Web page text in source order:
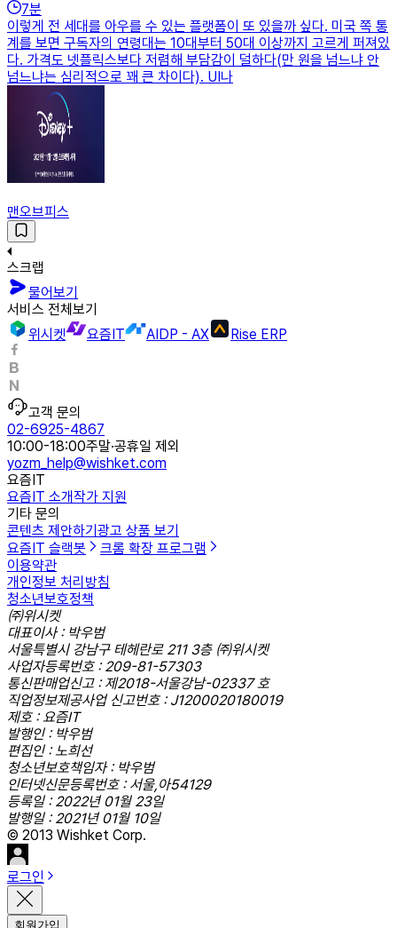
7분
이렇게 전 세대를 아우를 수 있는 플랫폼이 또 있을까 싶다. 미국 쪽 통
계를 보면 구독자의 연령대는 10대부터 50대 이상까지 고르게 퍼져있
다. 가격도 넷플릭스보다 저렴해 부담감이 덜하다(만 원을 넘느냐 안
넘느냐는 심리적으로 꽤 큰 차이다). UI나
맨오브피스
스크랩
물어보기
서비스 전체보기
위시켓
요즘IT AIDP - AX Rise ERP
고객 문의
02-6925-4867
10:00-18:00주말·공휴일 제외
yozm_help@wishket.com
요즘IT
요즘IT 소개작가 지원
기타 문의
콘텐츠 제안하기 광고 상품 보기
요즘IT 슬랙봇
크롬 확장 프로그램
이용약관
개인정보 처리방침
청소년보호정책
㈜위시켓
대표이사 : 박우범
서울특별시 강남구 테헤란로 211 3층 ㈜위시켓
사업자등록번호 : 209-81-57303
통신판매업신고 : 제2018-서울강남-02337 호
직업정보제공사업 신고번호 : J1200020180019
제호 : 요즘IT
발행인 : 박우범
편집인 : 노희선
청소년보호책임자 : 박우범
인터넷신문등록번호 : 서울,아54129
등록일 : 2022년 01월 23일
발행일 : 2021년 01월 10일
© 2013 Wishket Corp.
로그인
회원가입